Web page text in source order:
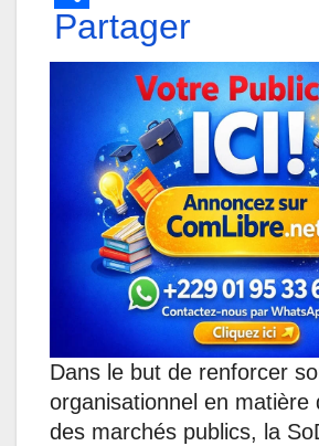
h
a
p
a
c
e
b
o
o
k
i
n
k
e
d
I
n
e
s
s
e
n
g
e
r
l
e
g
r
a
m
Partager
Dans le but de renforcer
organisationnel en matière
des marchés publics, la